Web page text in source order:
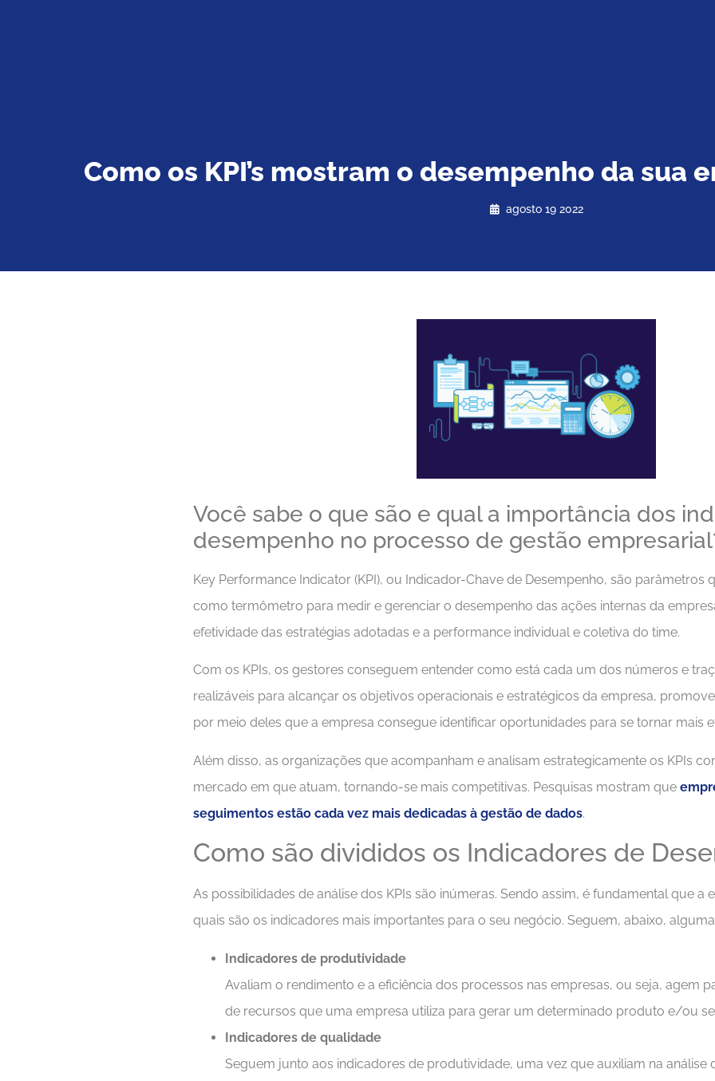
Como os KPI’s mostram o desempenho da sua
agosto 19 2022
Você sabe o que são e qual a importância dos
desempenho no processo de gestão
Key Performance Indicator (KPI), ou Indicador-Chave de Desempenho, são parâmetros
como termômetro para medir e gerenciar o desempenho das ações internas da
efetividade das estratégias adotadas e a performance individual e coletiva do time.
Com os KPIs, os gestores conseguem entender como está cada um dos números e
realizáveis para alcançar os objetivos operacionais e estratégicos da empresa,
por meio deles que a empresa consegue identificar oportunidades para se tornar mais
Além disso, as organizações que acompanham e analisam estrategicamente os KPIs
mercado em que atuam, tornando-se mais competitivas. Pesquisas mostram que
seguimentos estão cada vez mais dedicadas à gestão de dados.
Como são divididos os Indicadores de
As possibilidades de análise dos KPIs são inúmeras. Sendo assim, é fundamental que a
quais são os indicadores mais importantes para o seu negócio. Seguem, abaixo,
Indicadores de produtividade
Avaliam o rendimento e a eficiência dos processos nas empresas, ou seja, agem
de recursos que uma empresa utiliza para gerar um determinado produto e/ou
Indicadores de qualidade
Seguem junto aos indicadores de produtividade, uma vez que auxiliam na